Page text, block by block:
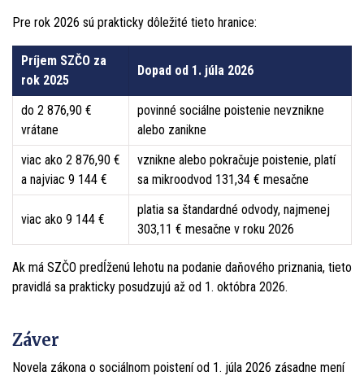
Pre rok 2026 sú prakticky dôležité tieto hranice:
Príjem SZČO za
rok 2025
Dopad od 1. júla 2026
do 2 876,90 €
vrátane
povinné sociálne poistenie nevznikne
alebo zanikne
viac ako 2 876,90 €
a najviac 9 144 €
vznikne alebo pokračuje poistenie, platí
sa mikroodvod 131,34 € mesačne
viac ako 9 144 €
platia sa štandardné odvody, najmenej
303,11 € mesačne v roku 2026
Ak má SZČO predĺženú lehotu na podanie daňového priznania, tieto
pravidlá sa prakticky posudzujú až od 1. októbra 2026.
Záver
Novela zákona o sociálnom poistení od 1. júla 2026 zásadne mení